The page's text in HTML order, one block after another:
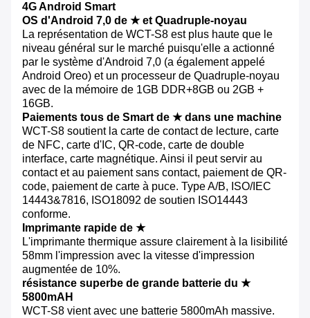
4G Android Smart
OS d'Android 7,0 de ★ et Quadruple-noyau
La représentation de WCT-S8 est plus haute que le
niveau général sur le marché puisqu'elle a actionné
par le système d'Android 7,0 (a également appelé
Android Oreo) et un processeur de Quadruple-noyau
avec de la mémoire de 1GB DDR+8GB ou 2GB +
16GB.
Paiements tous de Smart de ★ dans une machine
WCT-S8 soutient la carte de contact de lecture, carte
de NFC, carte d'IC, QR-code, carte de double
interface, carte magnétique. Ainsi il peut servir au
contact et au paiement sans contact, paiement de QR-
code, paiement de carte à puce. Type A/B, ISO/IEC
14443&7816, ISO18092 de soutien ISO14443
conforme.
Imprimante rapide de ★
L'imprimante thermique assure clairement à la lisibilité
58mm l'impression avec la vitesse d'impression
augmentée de 10%.
résistance superbe de grande batterie du ★
5800mAH
WCT-S8 vient avec une batterie 5800mAh massive.